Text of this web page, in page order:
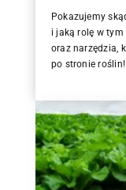
Pokazujemy
i jaką rolę w
oraz narzędzia,
po stronie roślin!